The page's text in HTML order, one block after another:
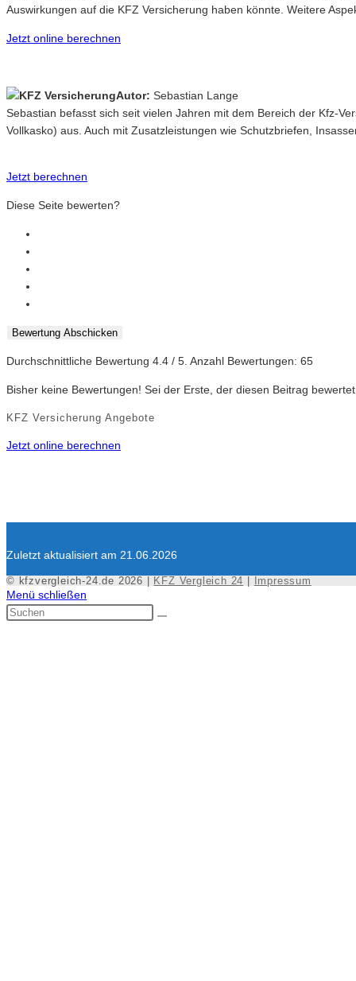
Auswirkungen auf die KFZ Versicherung haben könnte. Weitere
Jetzt online berechnen
Autor: Sebastian Lange
Sebastian befasst sich seit vielen Jahren mit dem Bereich der Kfz-
Vollkasko) aus. Auch mit Zusatzleistungen wie Schutzbriefen,
Jetzt berechnen
Diese Seite bewerten?
Bewertung Abschicken
Durchschnittliche Bewertung 4.4 / 5. Anzahl Bewertungen: 65
Bisher keine Bewertungen! Sei der Erste, der diesen Beitrag
KFZ Versicherung Angebote
Jetzt online berechnen
Zuletzt aktualisiert am 21.06.2026
© kfzvergleich-24.de 2026 | KFZ Vergleich 24 Impressum
Menü schließen